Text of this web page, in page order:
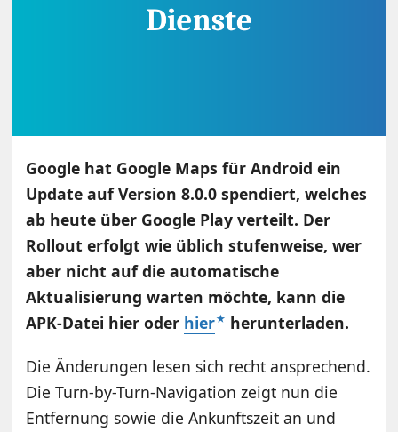
Google hat Google Maps für Android ein
Update auf Version 8.0.0 spendiert, welches
ab heute über Google Play verteilt. Der
Rollout erfolgt wie üblich stufenweise, wer
aber nicht auf die automatische
Aktualisierung warten möchte, kann die
APK-Datei hier oder hier herunterladen.
Die Änderungen lesen sich recht ansprechend.
Die Turn-by-Turn-Navigation zeigt nun die
Entfernung sowie die Ankunftszeit an und